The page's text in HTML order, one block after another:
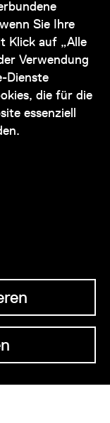
Sie Ihre
Klick auf „Alle
Verwendung
Dienste
die für die
essenziell